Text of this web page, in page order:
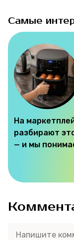
Самые
На
разбирают
— и мы